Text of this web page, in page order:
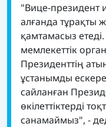
"Вице-президент
алғанда тұрақты
қамтамасыз
мемлекеттік
Президенттің
ұстанымды
сайланған
өкілеттіктерді
санамаймыз", -